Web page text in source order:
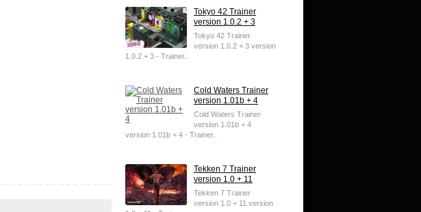
Tokyo 42 Trainer
version 1.0.2 + 3
Tokyo 42 Trainer
version 1.0.2 + 3 version
1.0.2 + 3 - Trainer..
Cold Waters Trainer
version 1.01b + 4
Cold Waters Trainer
version 1.01b + 4
version 1.01b + 4 - Trainer..
Tekken 7 Trainer
version 1.0 + 11
Tekken 7 Trainer
version 1.0 + 11 version